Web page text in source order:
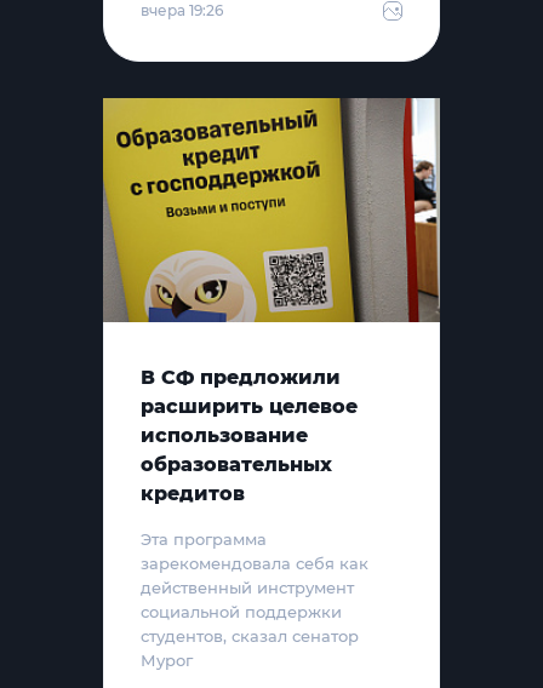
вчера 19:26
В СФ предложили
расширить целевое
использование
образовательных
кредитов
Эта программа
зарекомендовала себя как
действенный инструмент
социальной поддержки
студентов, сказал сенатор
Мурог